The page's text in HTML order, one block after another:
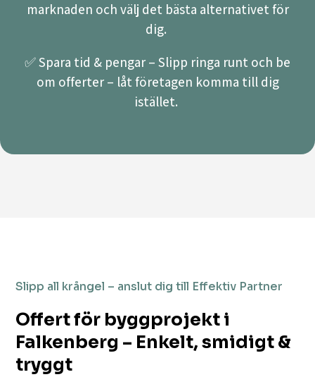
marknaden och välj det bästa alternativet för
dig.
✅ Spara tid & pengar – Slipp ringa runt och be
om offerter – låt företagen komma till dig
istället.
Slipp all krångel – anslut dig till Effektiv Partner
Offert för byggprojekt i
Falkenberg – Enkelt, smidigt &
tryggt